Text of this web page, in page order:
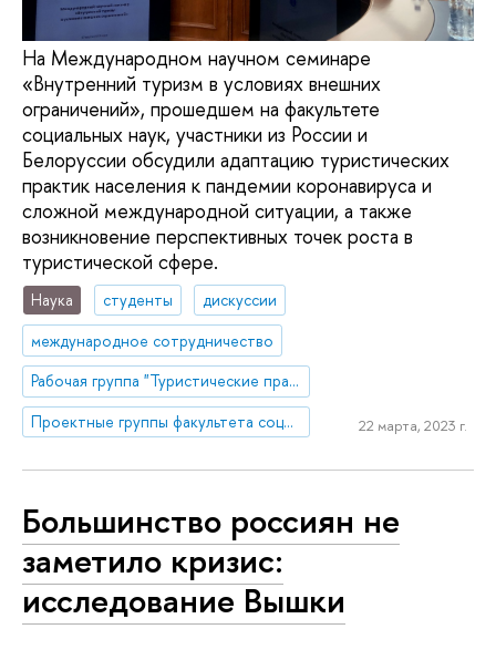
На Международном научном семинаре
«Внутренний туризм в условиях внешних
ограничений», прошедшем на факультете
социальных наук, участники из России и
Белоруссии обсудили адаптацию туристических
практик населения к пандемии коронавируса и
сложной международной ситуации, а также
возникновение перспективных точек роста в
туристической сфере.
Наука студенты
дискуссии
международное сотрудничество
Рабочая группа "Туристические практики населения под воздействием внешних шоков: возможности и ограничения изучения опросными и не-опросными методами"
Проектные группы факультета социальных наук
22 марта, 2023 г.
Большинство россиян не
заметило кризис:
исследование Вышки